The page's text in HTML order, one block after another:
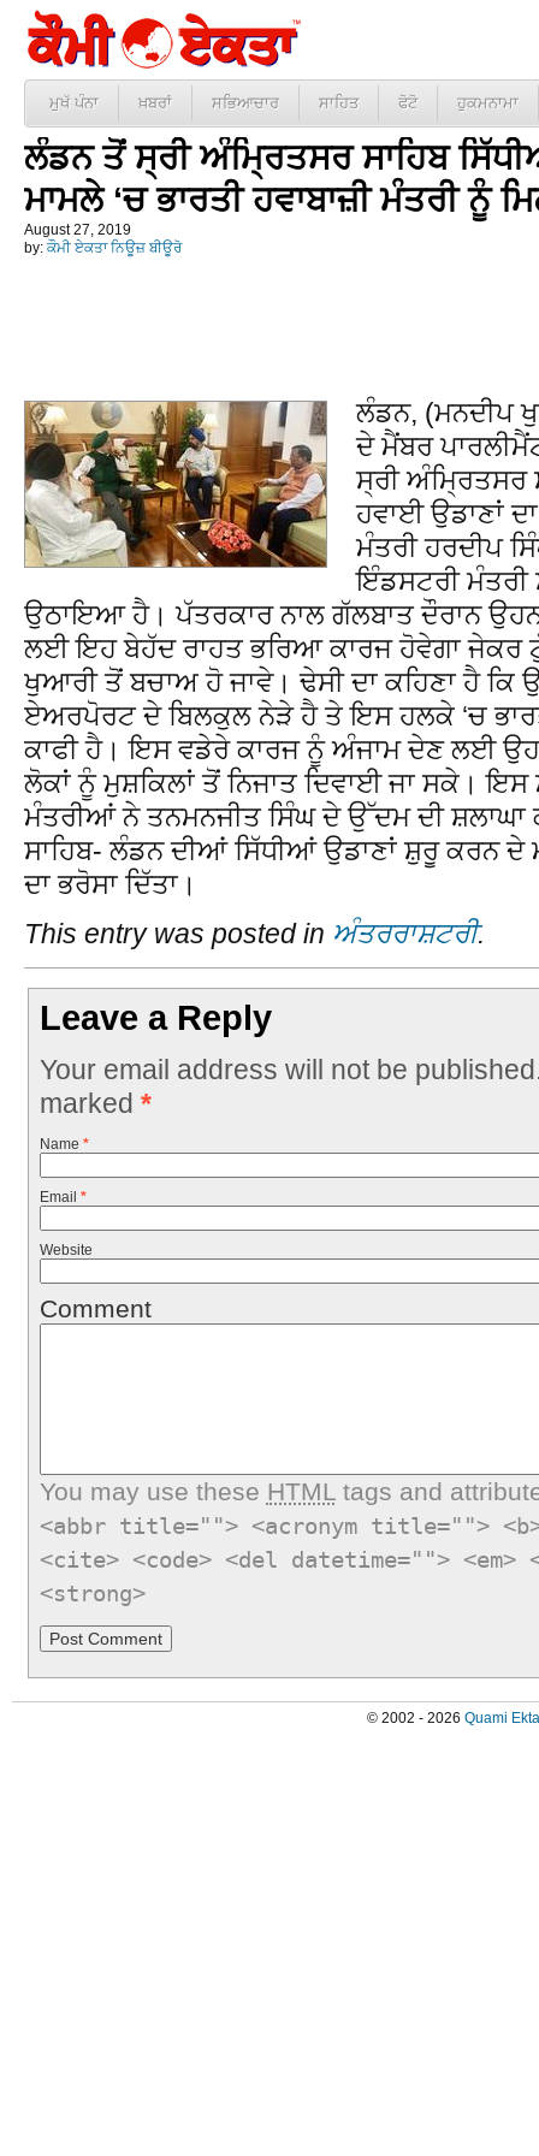
ਮੁਖੱ ਪੰਨਾ ਖ਼ਬਰਾਂ ਸਭਿਆਚਾਰ ਸਾਹਿਤ ਫੋਟੋ ਹੁਕਮਨਾਮਾ
ਲੰਡਨ ਤੋਂ ਸ੍ਰੀ ਅੰਮ੍ਰਿਤਸਰ ਸਾਹਿਬ
ਮਾਮਲੇ ‘ਚ ਭਾਰਤੀ ਹਵਾਬਾਜ਼ੀ ਮੰਤਰੀ ਨੂੰ
August 27, 2019
by: ਕੌਮੀ ਏਕਤਾ ਨਿਊਜ਼ ਬੀਊਰੋ
ਲੰਡਨ, (ਮਨਦੀਪ
ਦੇ ਮੈਂਬਰ
ਸ੍ਰੀ ਅੰਮ੍ਰਿਤਸਰ
ਹਵਾਈ ਉਡਾਣਾਂ
ਮੰਤਰੀ ਹਰਦੀਪ
ਇੰਡਸਟਰੀ ਮੰਤਰੀ
ਉਠਾਇਆ ਹੈ। ਪੱਤਰਕਾਰ ਨਾਲ ਗੱਲਬਾਤ ਦੌਰਾਨ ਉਹਨਾਂ
ਲਈ ਇਹ ਬੇਹੱਦ ਰਾਹਤ ਭਰਿਆ ਕਾਰਜ ਹੋਵੇਗਾ ਜੇਕਰ
ਖੁਆਰੀ ਤੋਂ ਬਚਾਅ ਹੋ ਜਾਵੇ। ਢੇਸੀ ਦਾ ਕਹਿਣਾ ਹੈ ਕਿ
ਏਅਰਪੋਰਟ ਦੇ ਬਿਲਕੁਲ ਨੇੜੇ ਹੈ ਤੇ ਇਸ ਹਲਕੇ ‘ਚ
ਕਾਫੀ ਹੈ। ਇਸ ਵਡੇਰੇ ਕਾਰਜ ਨੂੰ ਅੰਜਾਮ ਦੇਣ ਲਈ ਉਹ
ਲੋਕਾਂ ਨੂੰ ਮੁਸ਼ਕਿਲਾਂ ਤੋਂ ਨਿਜਾਤ ਦਿਵਾਈ ਜਾ ਸਕੇ। ਇਸ
ਮੰਤਰੀਆਂ ਨੇ ਤਨਮਨਜੀਤ ਸਿੰਘ ਦੇ ਉੱਦਮ ਦੀ
ਸਾਹਿਬ- ਲੰਡਨ ਦੀਆਂ ਸਿੱਧੀਆਂ ਉਡਾਣਾਂ ਸ਼ੁਰੂ ਕਰਨ ਦੇ
ਦਾ ਭਰੋਸਾ ਦਿੱਤਾ।
This entry was posted in ਅੰਤਰਰਾਸ਼ਟਰੀ.
Leave a Reply
Your email address will not be
marked *
Name *
Email *
Website
Comment
You may use these HTMLtags and
<abbr title=""> <acronym title="">
<cite> <code> <del datetime="">
<strong>
© 2002 - 2026 Quami